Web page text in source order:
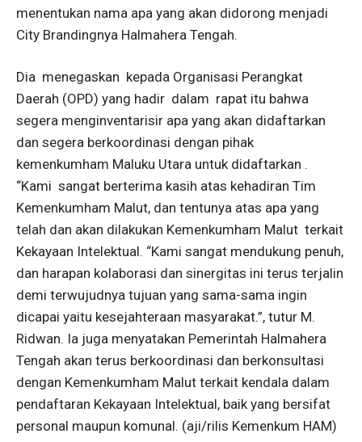
menentukan nama apa yang akan didorong menjadi
City Brandingnya Halmahera Tengah.
Dia menegaskan kepada Organisasi Perangkat
Daerah (OPD) yang hadir dalam rapat itu bahwa
segera menginventarisir apa yang akan didaftarkan
dan segera berkoordinasi dengan pihak
kemenkumham Maluku Utara untuk didaftarkan .
“Kami sangat berterima kasih atas kehadiran Tim
Kemenkumham Malut, dan tentunya atas apa yang
telah dan akan dilakukan Kemenkumham Malut terkait
Kekayaan Intelektual. “Kami sangat mendukung penuh,
dan harapan kolaborasi dan sinergitas ini terus terjalin
demi terwujudnya tujuan yang sama-sama ingin
dicapai yaitu kesejahteraan masyarakat.”, tutur M.
Ridwan. Ia juga menyatakan Pemerintah Halmahera
Tengah akan terus berkoordinasi dan berkonsultasi
dengan Kemenkumham Malut terkait kendala dalam
pendaftaran Kekayaan Intelektual, baik yang bersifat
personal maupun komunal. (aji/rilis Kemenkum HAM)